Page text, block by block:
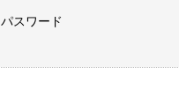
パスワード